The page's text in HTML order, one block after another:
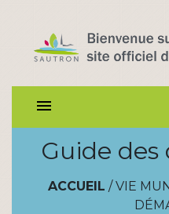
menu
Guide
ACCUEIL / VIE